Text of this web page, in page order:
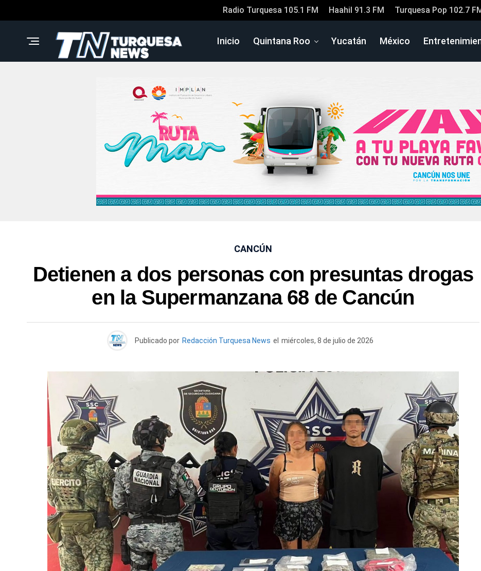
Radio Turquesa 105.1 FM Haahil 91.3 FM Turquesa Pop 102.7
Inicio Quintana Roo Yucatán México
CANCÚN
Detienen a dos personas con presuntas drogas
en la Supermanzana 68 de Cancún
Publicado por Redacción Turquesa News el miércoles, 8 de julio de 2026